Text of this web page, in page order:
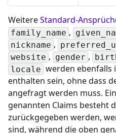
WeitereStandard-
family_name ,
nickname ,
website , gender ,
locale werden ebenfalls
enthalten sein, ohne dass
angefragt werden muss.
genannten Claims besteht
zurückgegeben werden,
sind, während die oben